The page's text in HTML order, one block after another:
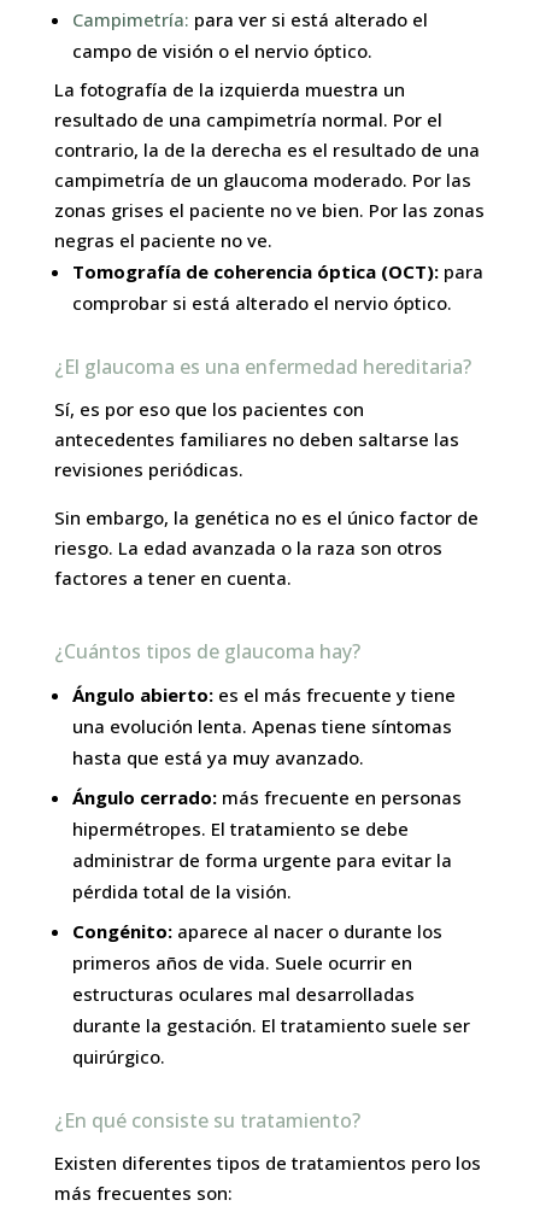
Campimetría: para ver si está alterado el
campo de visión o el nervio óptico.
La fotografía de la izquierda muestra un
resultado de una campimetría normal. Por el
contrario, la de la derecha es el resultado de una
campimetría de un glaucoma moderado. Por las
zonas grises el paciente no ve bien. Por las zonas
negras el paciente no ve.
Tomografía de coherencia óptica (OCT): para
comprobar si está alterado el nervio óptico.
¿El glaucoma es una enfermedad hereditaria?
Sí, es por eso que los pacientes con
antecedentes familiares no deben saltarse las
revisiones periódicas.
Sin embargo, la genética no es el único factor de
riesgo. La edad avanzada o la raza son otros
factores a tener en cuenta.
¿Cuántos tipos de glaucoma hay?
Ángulo abierto: es el más frecuente y tiene
una evolución lenta. Apenas tiene síntomas
hasta que está ya muy avanzado.
Ángulo cerrado: más frecuente en personas
hipermétropes. El tratamiento se debe
administrar de forma urgente para evitar la
pérdida total de la visión.
Congénito:aparece al nacer o durante los
primeros años de vida. Suele ocurrir en
estructuras oculares mal desarrolladas
durante la gestación. El tratamiento suele ser
quirúrgico.
¿En qué consiste su tratamiento?
Existen diferentes tipos de tratamientos pero los
más frecuentes son: